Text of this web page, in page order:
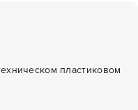
пластиковом